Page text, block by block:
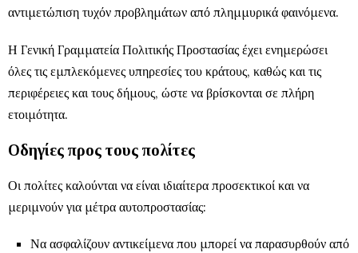
αντιμετώπιση τυχόν προβλημάτων από πλημμυρικά φαινόμενα.
Η Γενική Γραμματεία Πολιτικής Προστασίας έχει ενημερώσει
όλες τις εμπλεκόμενες υπηρεσίες του κράτους, καθώς και τις
περιφέρειες και τους δήμους, ώστε να βρίσκονται σε πλήρη
ετοιμότητα.
Οδηγίες προς τους πολίτες
Οι πολίτες καλούνται να είναι ιδιαίτερα προσεκτικοί και να
μεριμνούν για μέτρα αυτοπροστασίας:
Να ασφαλίζουν αντικείμενα που μπορεί να παρασυρθούν από